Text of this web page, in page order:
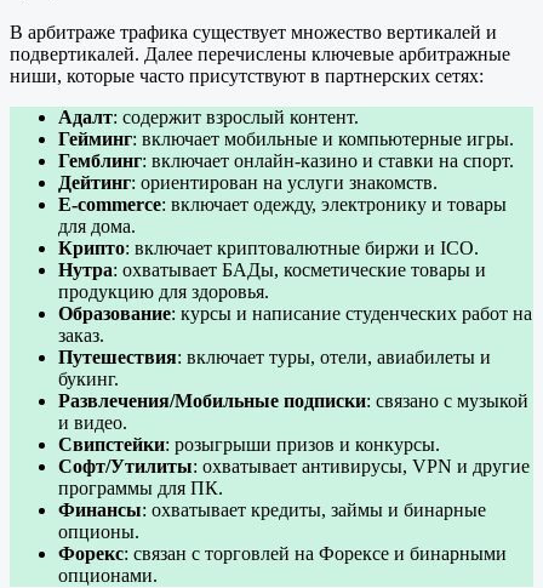
В арбитраже трафика существует множество вертикалей и
подвертикалей. Далее перечислены ключевые арбитражные
ниши, которые часто присутствуют в партнерских сетях:
Адалт: содержит взрослый контент.
Гейминг: включает мобильные и компьютерные игры.
Гемблинг: включает онлайн-казино и ставки на спорт.
Дейтинг: ориентирован на услуги знакомств.
E-commerce: включает одежду, электронику и товары
для дома.
Крипто: включает криптовалютные биржи и ICO.
Нутра: охватывает БАДы, косметические товары и
продукцию для здоровья.
Образование: курсы и написание студенческих работ на
заказ.
Путешествия: включает туры, отели, авиабилеты и
букинг.
Развлечения/Мобильные подписки: связано с музыкой
и видео.
Свипстейки: розыгрыши призов и конкурсы.
Софт/Утилиты: охватывает антивирусы, VPN и другие
программы для ПК.
Финансы: охватывает кредиты, займы и бинарные
опционы.
Форекс: связан с торговлей на Форексе и бинарными
опционами.